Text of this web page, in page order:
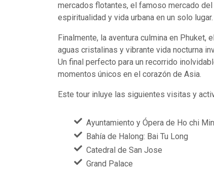
mercados flotantes, el famoso mercado
espiritualidad y vida urbana en un solo lugar.
Finalmente, la aventura culmina en Phuket,
aguas cristalinas y vibrante vida nocturna
Un final perfecto para un recorrido
momentos únicos en el corazón de Asia.
Este tour inluye las siguientes visitas y
Ayuntamiento y Ópera de Ho chi
Bahía de Halong: Bai Tu Long
Catedral de San Jose
Grand Palace